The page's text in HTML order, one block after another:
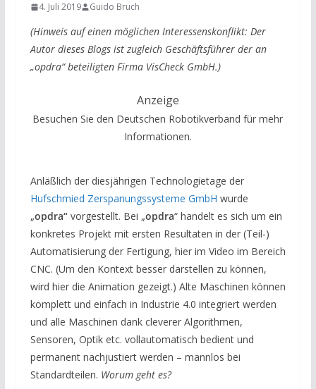
4. Juli 2019 Guido Bruch
(Hinweis auf einen möglichen Interessenskonflikt: Der
Autor dieses Blogs ist zugleich Geschäftsführer der an
„opdra“ beteiligten Firma VisCheck GmbH.)
Anzeige
Besuchen Sie den Deutschen Robotikverband für mehr
Informationen.
Anläßlich der diesjährigen Technologietage der
Hufschmied Zerspanungssysteme GmbH wurde
„opdra“vorgestellt. Bei „opdra“ handelt es sich um ein
konkretes Projekt mit ersten Resultaten in der (Teil-)
Automatisierung der Fertigung, hier im Video im Bereich
CNC. (Um den Kontext besser darstellen zu können,
wird hier die Animation gezeigt.) Alte Maschinen können
komplett und einfach in Industrie 4.0 integriert werden
und alle Maschinen dank cleverer Algorithmen,
Sensoren, Optik etc. vollautomatisch bedient und
permanent nachjustiert werden – mannlos bei
Standardteilen. Worum geht es?